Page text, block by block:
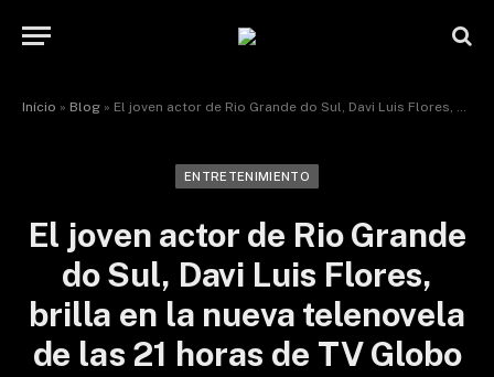
Início » Blog » El joven actor de Rio Grande do Sul, Davi Luis Flores, brilla en la nueva telenovela de las 21 horas de TV Globo
ENTRETENIMIENTO
El joven actor de Rio Grande
do Sul, Davi Luis Flores,
brilla en la nueva telenovela
de las 21 horas de TV Globo